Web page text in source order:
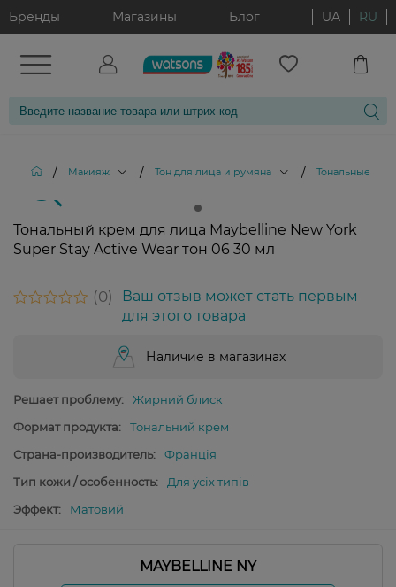
Бренды Магазины Блог UA RU
/ Макияж / Тон для лица и румяна / Тональные
Тональный крем для лица Maybelline New York
Super Stay Active Wear тон 06 30 мл
0
Ваш отзыв может стать первым
для этого товара
Наличие в магазинах
Решает проблему:
Жирний блиск
Формат продукта:
Тональний крем
Страна-производитель:
Франція
Тип кожи / особенность:
Для усіх типів
Эффект:
Матовий
MAYBELLINE NY